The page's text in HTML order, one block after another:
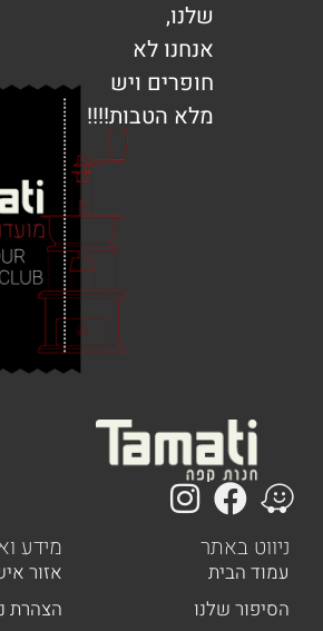
אנחנו לא
חופרים ויש
מלא הטבות!!!!
באתר
שלנו
מידע ואזור אישי
אזור אישי
הצהרת נגישות